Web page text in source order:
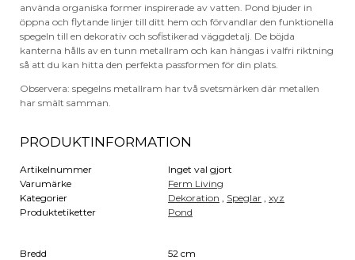
använda organiska former inspirerade av vatten. Pond bjuder in
öppna och flytande linjer till ditt hem och förvandlar den funktionella
spegeln till en dekorativ och sofistikerad väggdetalj. De böjda
kanterna hålls av en tunn metallram och kan hängas i valfri riktning
så att du kan hitta den perfekta passformen för din plats.
Observera: spegelns metallram har två svetsmärken där metallen
har smält samman.
PRODUKTINFORMATION
Artikelnummer
Inget val gjort
Varumärke
Ferm Living
Kategorier
Dekoration Speglar ,xyz
Produktetiketter
Pond
Bredd
52 cm